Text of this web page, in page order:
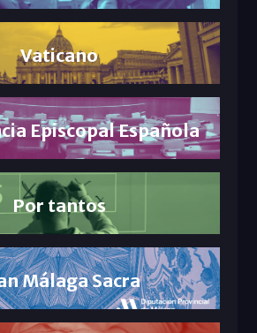
Vaticano
Episcopal Española
Por tantos
Málaga Sacra